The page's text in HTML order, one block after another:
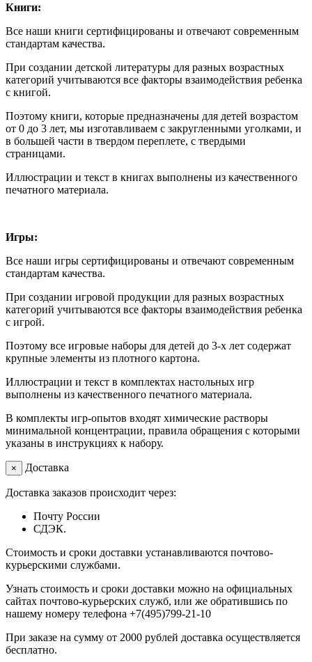
Книги:
Все наши книги сертифицированы и отвечают современным
стандартам качества.
При создании детской литературы для разных возрастных
категорий учитываются все факторы взаимодействия ребенка
с книгой.
Поэтому книги, которые предназначены для детей возрастом
от 0 до 3 лет, мы изготавливаем с закругленными уголками, и
в большей части в твердом переплете, с твердыми
страницами.
Иллюстрации и текст в книгах выполнены из качественного
печатного материала.
Игры:
Все наши игры сертифицированы и отвечают современным
стандартам качества.
При создании игровой продукции для разных возрастных
категорий учитываются все факторы взаимодействия ребенка
с игрой.
Поэтому все игровые наборы для детей до 3-х лет содержат
крупные элементы из плотного картона.
Иллюстрации и текст в комплектах настольных игр
выполнены из качественного печатного материала.
В комплекты игр-опытов входят химические растворы
минимальной концентрации, правила обращения с которыми
указаны в инструкциях к набору.
× Доставка
Доставка заказов происходит через:
Почту России
СДЭК.
Стоимость и сроки доставки устанавливаются почтово-
курьерскими службами.
Узнать стоимость и сроки доставки можно на официальных
сайтах почтово-курьерских служб, или же обратившись по
нашему номеру телефона +7(495)799-21-10
При заказе на сумму от 2000 рублей доставка осуществляется
бесплатно.